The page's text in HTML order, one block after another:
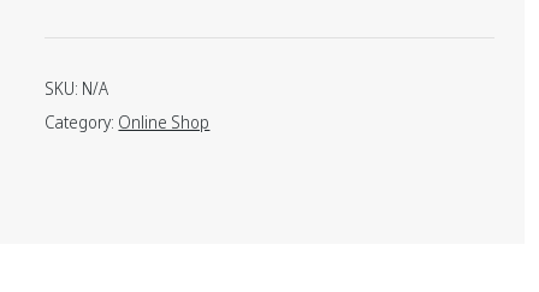
SKU: N/A
Category: Online Shop